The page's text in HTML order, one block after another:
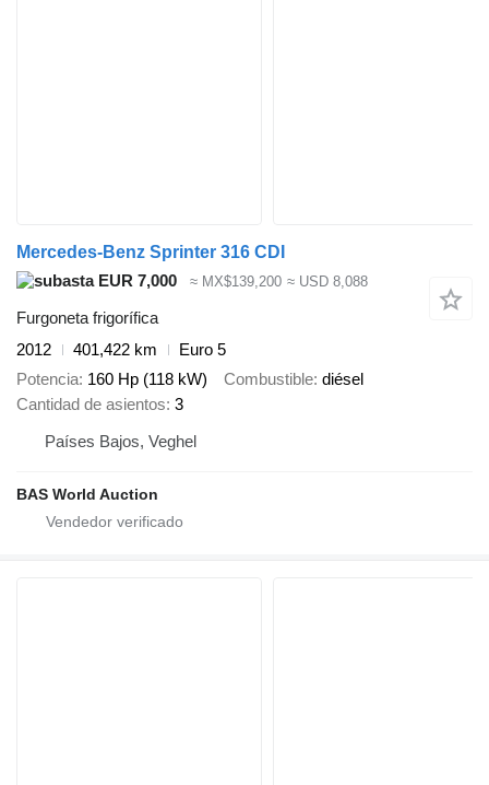
Mercedes-Benz Sprinter 316 CDI
EUR 7,000
≈ MX$139,200 ≈ USD 8,088
Furgoneta frigorífica
2012
401,422 km
Euro 5
Potencia 160 Hp (118 kW) Combustible diésel
Cantidad de asientos 3
Países Bajos, Veghel
BAS World Auction